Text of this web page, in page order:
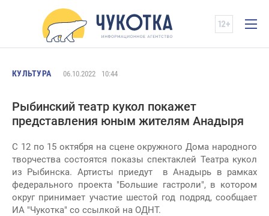
КУЛЬТУРА 06.10.2022 10:44
Рыбинский театр кукол покажет
представления юным жителям Анадыря
С 12 по 15 октября на сцене окружного Дома народного
творчества состоятся показы спектаклей Театра кукол
из Рыбинска. Артисты приедут в Анадырь в рамках
федерального проекта "Большие гастроли", в котором
округ принимает участие шестой год подряд, сообщает
ИА "Чукотка" со ссылкой на ОДНТ.